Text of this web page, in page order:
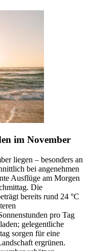
im November
liegen – besonders an
bei angenehmen
Ausflüge am Morgen
Die
bereits rund 24 °C
pro Tag
gelegentliche
sorgen für eine
ergrünen.